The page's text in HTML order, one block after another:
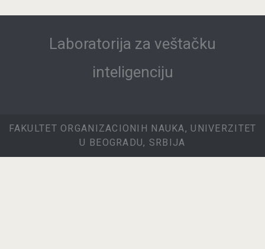
Laboratorija za veštačku
inteligenciju
FAKULTET ORGANIZACIONIH NAUKA, UNIVERZITET
U BEOGRADU, SRBIJA